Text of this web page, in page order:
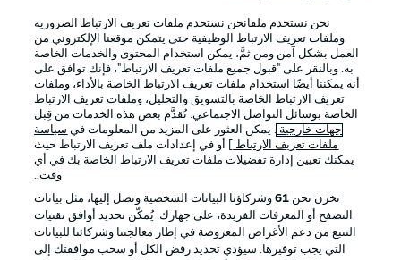
الإعلانات الإخطارات القانونية
شروط الاستخدام الوظائف
جهة النشر تواصل معنا
نحن نستخدم ملفانحن نستخدم ملفات تعريف الارتباط الضرورية
وملفات تعريف الارتباط الوظيفية حتى يتمكن موقعنا الإلكتروني من
العمل بشكل آمن ومن ثمَّ، يمكن استخدام المحتوى والخدمات الخاصة
به. وبالنقر على "قبول جميع ملفات تعريف الارتباط"، فإنك توافق على
أنه يمكننا أيضًا استخدام ملفات تعريف الارتباط الخاصة بالأداء، وملفات
تعريف الارتباط الخاصة بالتسويق والتحليل، وملفات تعريف الارتباط
الخاصة بوسائل التواصل الاجتماعي. تُقدَّم بعض هذه الخدمات من قِبل
جهات خارجية . يمكن العثور على المزيد من المعلومات في سياسة
ملفات تعريف الارتباط
] أو في إعدادات ملف تعريف الارتباط حيث
يمكنك تعيين إدارة تفضيلات ملفات تعريف الارتباط الخاصة بك في أي
وقت..
نخزن نحن 61وشركاؤنا البيانات الشخصية ونصل إليها، مثل بيانات
التصفح أو المعرفات الفريدة، على جهازك. يُمكّن تحديد أوافق تقنيات
التتبع من دعم الأغراض المعروضة في إطار معالجتنا وشركائنا للبيانات
التي يجب توفيرها. سيؤدي تحديد رفض الكل أو سحب موافقتك إلى